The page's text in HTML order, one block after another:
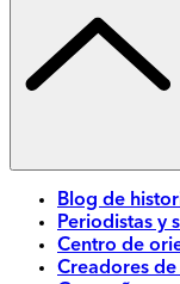
Blog de
Periodistas y
Centro de
Creadores